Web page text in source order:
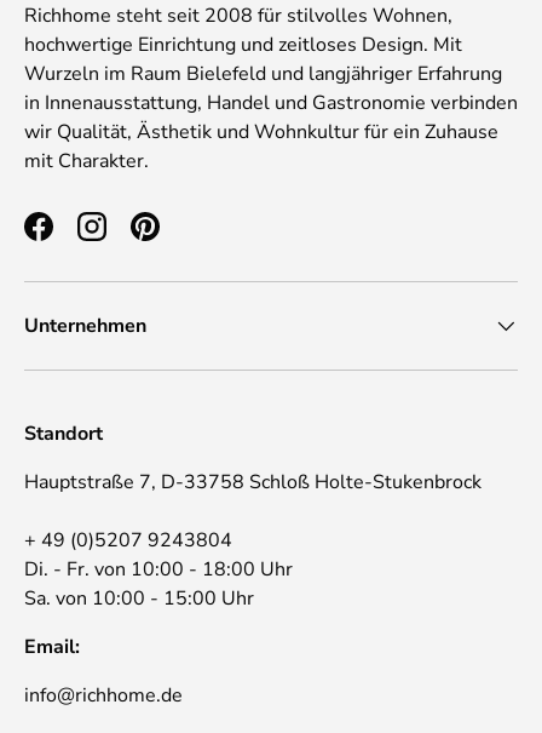
Richhome steht seit 2008 für stilvolles Wohnen,
hochwertige Einrichtung und zeitloses Design. Mit
Wurzeln im Raum Bielefeld und langjähriger Erfahrung
in Innenausstattung, Handel und Gastronomie verbinden
wir Qualität, Ästhetik und Wohnkultur für ein Zuhause
mit Charakter.
FacebookInstagramPinterest
Unternehmen
Standort
Hauptstraße 7, D-33758 Schloß Holte-Stukenbrock
+ 49 (0)5207 9243804
Di. - Fr. von 10:00 - 18:00 Uhr
Sa. von 10:00 - 15:00 Uhr
Email:
info@richhome.de